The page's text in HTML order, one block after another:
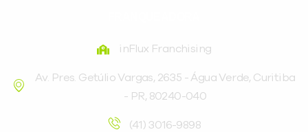
inFlux Franchising
Av. Pres. Getúlio Vargas, 2635 - Água Verde, Curitiba
- PR, 80240-040
(41) 3016-9898